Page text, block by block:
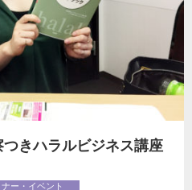
きハラルビジネス講座
ナー・イベント